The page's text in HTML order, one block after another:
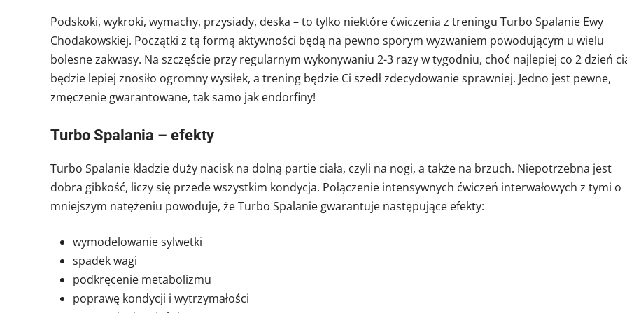
Podskoki, wykroki, wymachy, przysiady, deska – to tylko niektóre ćwiczenia z treningu Turbo Spalanie Ewy
Chodakowskiej. Początki z tą formą aktywności będą na pewno sporym wyzwaniem powodującym u wielu
bolesne zakwasy. Na szczęście przy regularnym wykonywaniu 2-3 razy w tygodniu, choć najlepiej co 2 dzień
będzie lepiej znosiło ogromny wysiłek, a trening będzie Ci szedł zdecydowanie sprawniej. Jedno jest pewne,
zmęczenie gwarantowane, tak samo jak endorfiny!
Turbo Spalania – efekty
Turbo Spalanie kładzie duży nacisk na dolną partie ciała, czyli na nogi, a także na brzuch. Niepotrzebna jest
dobra gibkość, liczy się przede wszystkim kondycja. Połączenie intensywnych ćwiczeń interwałowych z tymi o
mniejszym natężeniu powoduje, że Turbo Spalanie gwarantuje następujące efekty:
wymodelowanie sylwetki
spadek wagi
podkręcenie metabolizmu
poprawę kondycji i wytrzymałości